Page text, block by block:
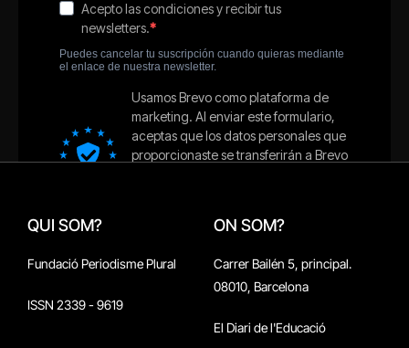
QUI SOM?
Fundació Periodisme Plural
ISSN 2339 - 9619
ON SOM?
Carrer Bailén 5, principal.
08010, Barcelona
El Diari de l'Educació